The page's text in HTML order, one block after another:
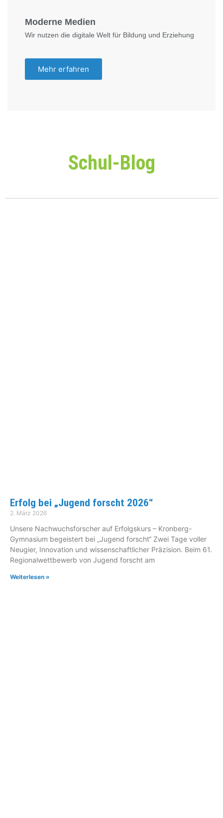
Moderne Medien
Wir nutzen die digitale Welt für Bildung und Erziehung
Mehr erfahren
Schul-Blog
Erfolg bei „Jugend forscht 2026“
2. März 2026
Unsere Nachwuchsforscher auf Erfolgskurs – Kronberg-
Gymnasium begeistert bei „Jugend forscht“ Zwei Tage voller
Neugier, Innovation und wissenschaftlicher Präzision. Beim 61.
Regionalwettbewerb von Jugend forscht am
Weiterlesen »